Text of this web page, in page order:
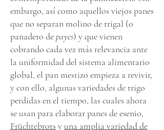
embargo, así como aquellos viejos panes
que no separan molino de trigal (o
panadero depayes) y que vienen
cobrando cada vez más relevancia ante
la uniformidad del sistema alimentario
global, el pan mestizo empieza a revivir,
y con ello, algunas variedades de trigo
perdidas en el tiempo, las cuales ahora
se usan para elaborar panes de esenio,
Früchtebrotsyuna amplia variedad de